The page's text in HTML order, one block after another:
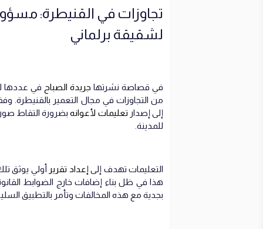
تجاوزات في القنيطرة:
لشقيقة برلماني
في قصاصة نشرتها جريدة الصباح
من التجاوزات في مجال التعمير بالقنيطرة.
إلى إصدار تعليمات لأعوانهبضرورة التقاط صور
للمدينة.
التعليمات تهدف إلى إعداد تقرير أولي يوثق
هذا في ظل بناء إضافات خارج الضوابط
بجدية مع هذه المخالفات وتأمر بالتطبيق